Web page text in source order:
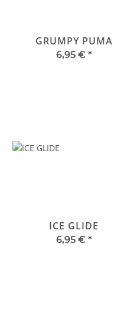
GRUMPY PUMA
6,95 € *
ICE GLIDE
6,95 € *